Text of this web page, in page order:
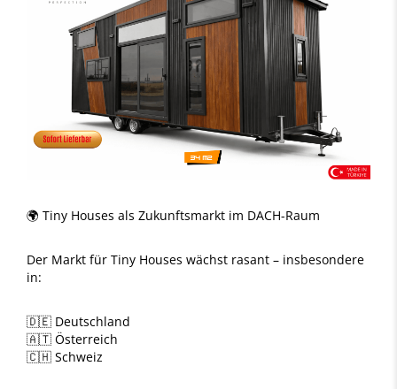
🌍 Tiny Houses als Zukunftsmarkt im DACH-Raum
Der Markt für Tiny Houses wächst rasant – insbesondere
in:
🇩🇪 Deutschland
🇦🇹 Österreich
🇨🇭 Schweiz